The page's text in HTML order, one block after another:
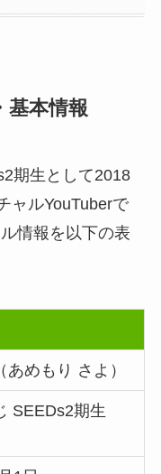
基本情報
期生として2018
ャルYouTuberで
情報を以下の表
あめもり さよ）
SEEDs2期生